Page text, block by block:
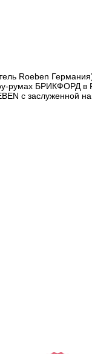
Roeben
БРИКФОРД в
c заслуженной